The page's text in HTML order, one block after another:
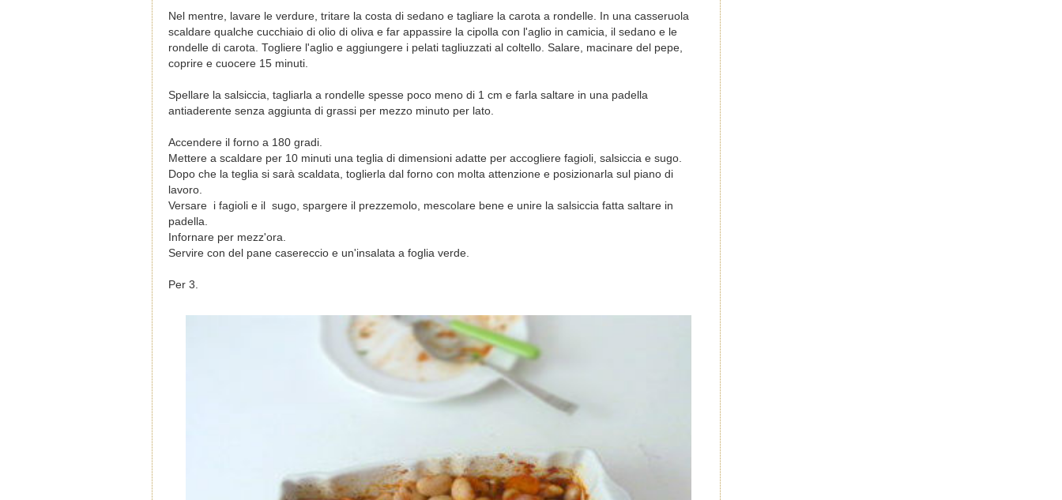
Nel mentre, lavare le verdure, tritare la costa di sedano e tagliare la carota a rondelle. In una casseruola
scaldare qualche cucchiaio di olio di oliva e far appassire la cipolla con l'aglio in camicia, il sedano e le
rondelle di carota. Togliere l'aglio e aggiungere i pelati tagliuzzati al coltello. Salare, macinare del pepe,
coprire e cuocere 15 minuti.
Spellare la salsiccia, tagliarla a rondelle spesse poco meno di 1 cm e farla saltare in una padella
antiaderente senza aggiunta di grassi per mezzo minuto per lato.
Accendere il forno a 180 gradi.
Mettere a scaldare per 10 minuti una teglia di dimensioni adatte per accogliere fagioli, salsiccia e sugo.
Dopo che la teglia si sarà scaldata, toglierla dal forno con molta attenzione e posizionarla sul piano di
lavoro.
Versare i fagioli e il sugo, spargere il prezzemolo, mescolare bene e unire la salsiccia fatta saltare in
padella.
Infornare per mezz'ora.
Servire con del pane casereccio e un'insalata a foglia verde.
Per 3.